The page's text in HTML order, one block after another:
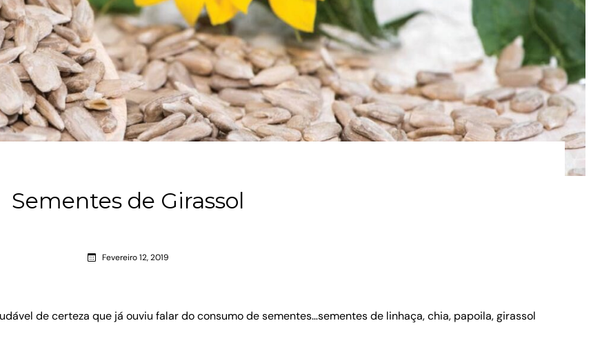
Sementes de Girassol
Fevereiro 12, 2019
de certeza que já ouviu falar do consumo de sementes…sementes de linhaça, chia, papoila, girassol